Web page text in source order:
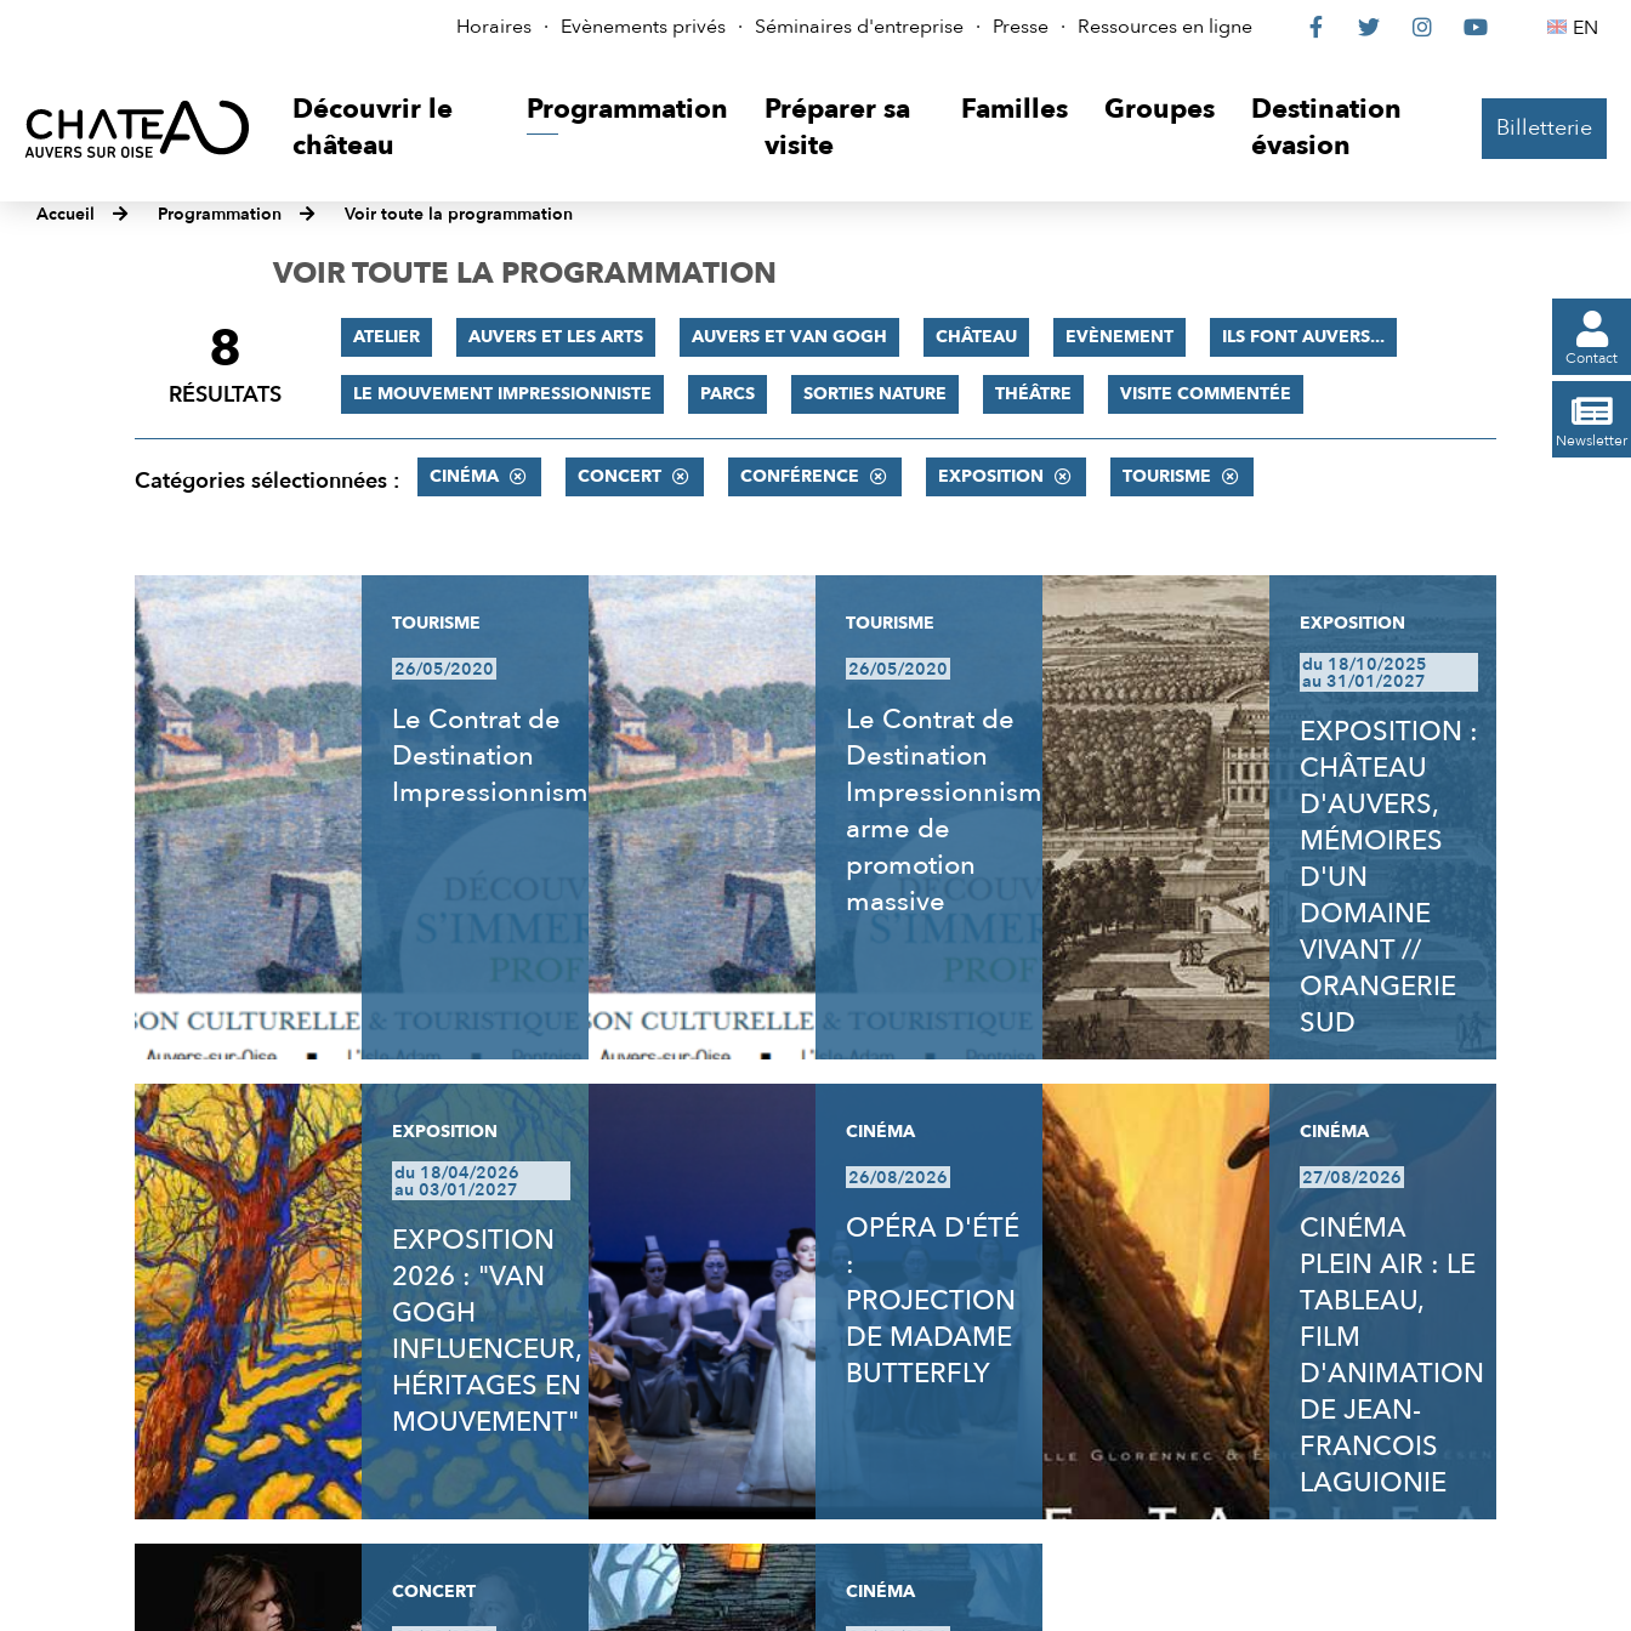
Horaires Evènements privés Séminaires d'entreprise Presse Ressources en ligne
Le
sur

Le

Le

Le
 EN
Découvrir le
château
Programmation
Préparer sa
visite
Familles Groupes
Destination
évasion
Billetterie
Accueil Programmation Voir toute la programmation

Contact

Newsletter
VOIR TOUTE LA PROGRAMMATION
FILTRER
RÉSULTATS
8
RÉSULTATS
ATELIER AUVERS ET LES ARTS AUVERS ET VAN GOGH CHÂTEAU EVÈNEMENT ILS FONT AUVERS...
LE MOUVEMENT IMPRESSIONNISTE PARCS SORTIES NATURE THÉÂTRE VISITE COMMENTÉE
Catégories sélectionnées : CINÉMA CONCERT CONFÉRENCE EXPOSITION TOURISME
RÉSULTATS
TOURISME
26/05/2020
Le Contrat de
Destination
Impressionnisme
TOURISME
26/05/2020
Le Contrat de
Destination
Impressionnisme,
arme de
promotion
massive
EXPOSITION
du 18/10/2025
au 31/01/2027
EXPOSITION :
CHÂTEAU
D'AUVERS,
MÉMOIRES
D'UN
DOMAINE
VIVANT //
ORANGERIE
SUD
EXPOSITION
du 18/04/2026
au 03/01/2027
EXPOSITION
2026 : "VAN
GOGH
INFLUENCEUR,
HÉRITAGES EN
MOUVEMENT"
CINÉMA
26/08/2026
OPÉRA D'ÉTÉ
:
PROJECTION
DE MADAME
BUTTERFLY
CINÉMA
27/08/2026
CINÉMA
PLEIN AIR : LE
TABLEAU,
FILM
D'ANIMATION
DE JEAN-
FRANCOIS
LAGUIONIE
CONCERT
CINÉMA